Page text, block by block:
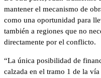
mantener el mecanismo de
como una oportunidad para
también a regiones que no
directamente por el conflicto.
“La única posibilidad de
calzada en el tramo 1 de la